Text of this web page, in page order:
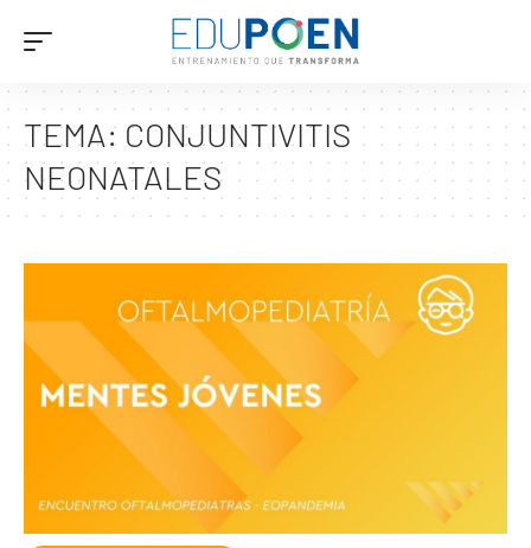
TEMA: CONJUNTIVITIS
NEONATALES